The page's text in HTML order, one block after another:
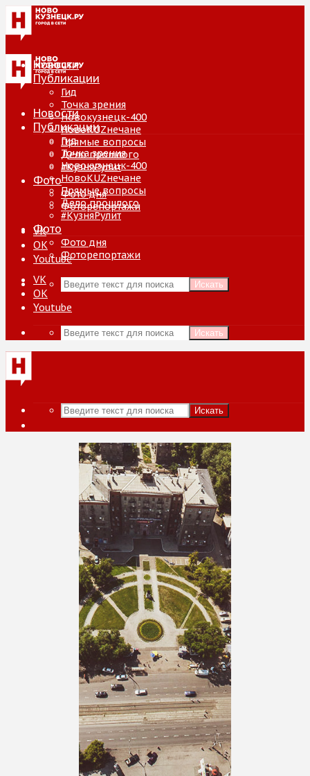
Новости
Публикации
Гид
Точка зрения
Новокузнецк-400
НовоKUZнечане
Прямые вопросы
Дело прошлого
#КузняРулит
Фото
Фото дня
Фоторепортажи
VK
ОК
Youtube
Искать
Новости
Публикации
Гид
Точка зрения
Новокузнецк-400
НовоKUZнечане
Прямые вопросы
Дело прошлого
#КузняРулит
Фото
Фото дня
Фоторепортажи
VK
ОК
Youtube
Искать
Искать